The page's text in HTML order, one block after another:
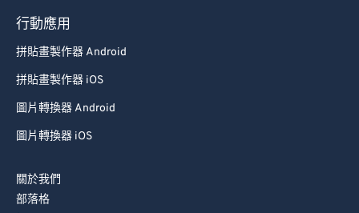
行動應用
拼貼畫製作器 Android
拼貼畫製作器 iOS
圖片轉換器 Android
圖片轉換器 iOS
關於我們
部落格